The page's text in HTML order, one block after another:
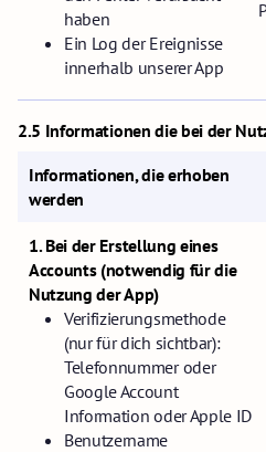
haben
Ein Log der Ereignisse
innerhalb unserer App
2.5 Informationen die bei der
Informationen, die erhoben
werden
1. Bei der Erstellung eines
Accounts (notwendig für die
Nutzung der App)
Verifizierungsmethode
(nur für dich sichtbar):
Telefonnummer oder
Google Account
Information oder Apple ID
Benutzername